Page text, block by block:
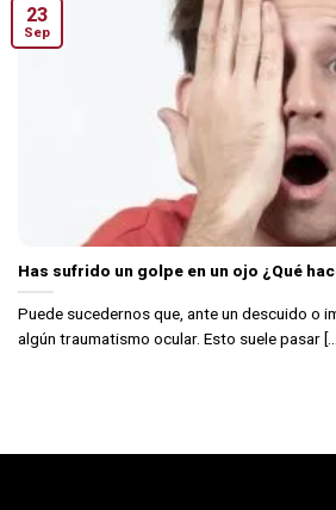
Has sufrido un golpe en un ojo ¿Qué
Puede sucedernos que, ante un descuido o
algún traumatismo ocular. Esto suele pasar
23
Sep